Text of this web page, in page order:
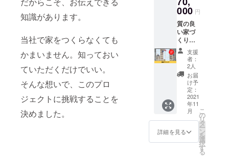
知識があります。
当社で家をつくらなくても
かまいません。知っておい
ていただくだけでいい。
そんな想いで、このプロ
ジェクトに挑戦することを
決めました。
ます。
30ペー
ジほど
なの
で、時
間をか
けずに
読んで
いただ
けま
す。 通
常より
も1000
円お得
な特別
価格で
000 円
質の良
い家づ
くりを
目指す
エコル
ハウス
一級建
築士事
務所
に、建
設プラ
ンニン
グを依
頼でき
る権利
です。
支援
者：
2人
お届
け予
定：
2021
年11
月
詳細を見る
こ
の
リ
タ
ー
ン
を
選
択
す
る